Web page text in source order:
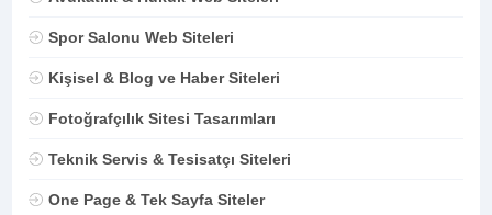
Spor Salonu Web Siteleri
Kişisel & Blog ve Haber Siteleri
Fotoğrafçılık Sitesi Tasarımları
Teknik Servis & Tesisatçı Siteleri
One Page & Tek Sayfa Siteler